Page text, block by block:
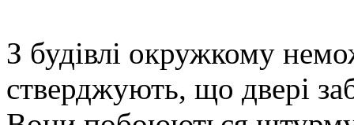
З будівлі окружкому
стверджують, що двері